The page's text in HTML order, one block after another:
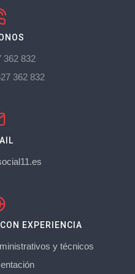
362 832
362 832
EXPERIENCIA
y técnicos